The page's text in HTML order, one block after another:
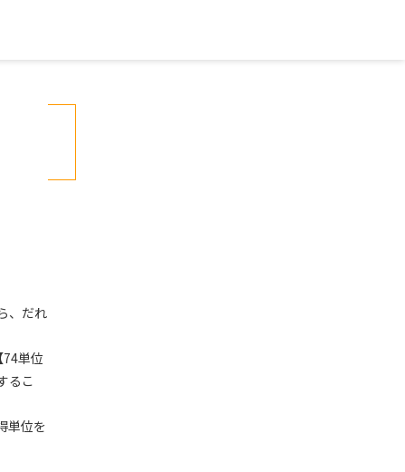
、だれ
74単位
るこ
単位を